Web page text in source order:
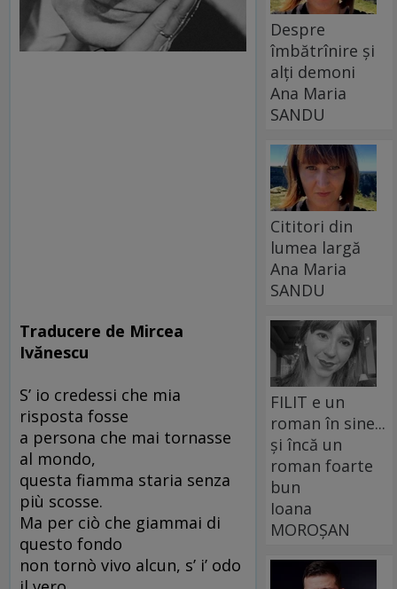
Traducere de Mircea
Ivănescu
S’ io credessi che mia
risposta fosse
a persona che mai tornasse
al mondo,
questa fiamma staria senza
più scosse.
Ma per ciò che giammai di
questo fondo
non tornò vivo alcun, s’ i’ odo
Despre
îmbătrînire și
alți demoni
Ana Maria
SANDU
Cititori din
lumea largă
Ana Maria
SANDU
FILIT e un
roman în sine...
și încă un
roman foarte
bun
Ioana
MOROȘAN